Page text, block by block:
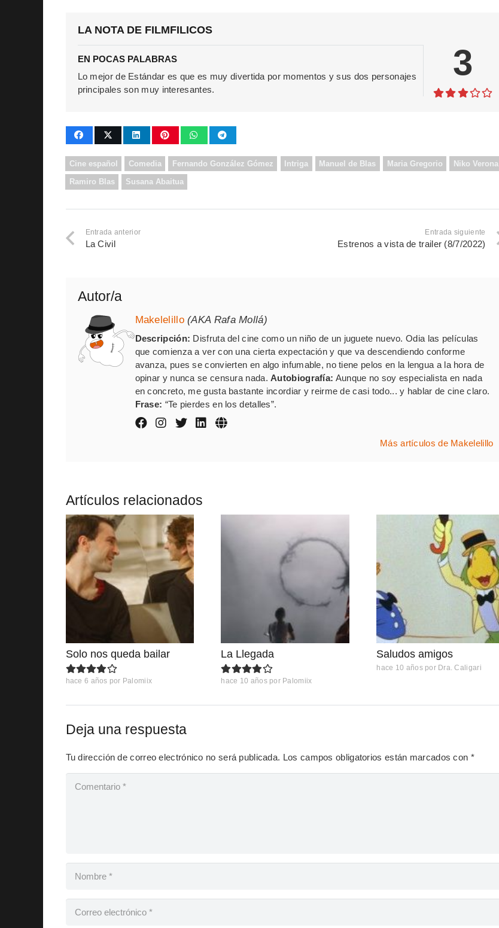
LA NOTA DE FILMFILICOS
EN POCAS PALABRAS
Lo mejor de Estándar es que es muy divertida por momentos y sus dos personajes
principales son muy interesantes.
3
Cine español Comedia Fernando González Gómez Intriga Manuel de Blas Maria Gregorio Niko Verona
Ramiro Blas Susana Abaitua
Entrada anterior
La Civil
Entrada siguiente
Estrenos a vista de trailer (8/7/2022)
Autor/a
Makelelillo (AKA Rafa Mollá)
Descripción: Disfruta del cine como un niño de un juguete nuevo. Odia las películas
que comienza a ver con una cierta expectación y que va descendiendo conforme
avanza, pues se convierten en algo infumable, no tiene pelos en la lengua a la hora de
opinar y nunca se censura nada.Autobiografía: Aunque no soy especialista en nada
en concreto, me gusta bastante incordiar y reirme de casi todo... y hablar de cine claro.
Frase: “Te pierdes en los detalles”.
Más artículos de Makelelillo
Artículos relacionados
Solo nos queda bailar
hace 6 años por Palomiix
La Llegada
hace 10 años por Palomiix
Saludos amigos
hace 10 años por Dra. Caligari
Deja una respuesta
Tu dirección de correo electrónico no será publicada. Los campos obligatorios están marcados con *